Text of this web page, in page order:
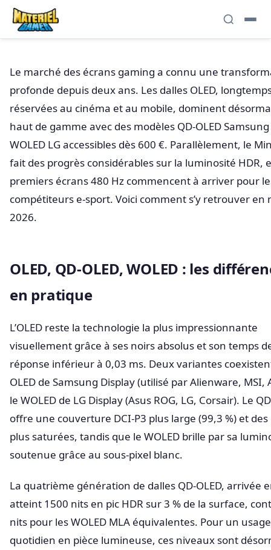
Le marché des écrans gaming a connu une
profonde depuis deux ans. Les dalles OLED,
réservées au cinéma et au mobile, dominent
haut de gamme avec des modèles QD-OLED
WOLED LG accessibles dès 600 €. Parallèlement, le
fait des progrès considérables sur la luminosité HDR,
premiers écrans 480 Hz commencent à arriver pour
compétiteurs e-sport. Voici comment s’y retrouver en
2026.
OLED, QD-OLED, WOLED : les
en pratique
L’OLED reste la technologie la plus impressionnante
visuellement grâce à ses noirs absolus et son temps
réponse inférieur à 0,03 ms. Deux variantes
OLED de Samsung Display (utilisé par Alienware, MSI,
le WOLED de LG Display (Asus ROG, LG, Corsair). Le
offre une couverture DCI-P3 plus large (99,3 %) et
plus saturées, tandis que le WOLED brille par sa
soutenue grâce au sous-pixel blanc.
La quatrième génération de dalles QD-OLED, arrivée
atteint 1500 nits en pic HDR sur 3 % de la surface,
nits pour les WOLED MLA équivalentes. Pour un usage
quotidien en pièce lumineuse, ces niveaux sont